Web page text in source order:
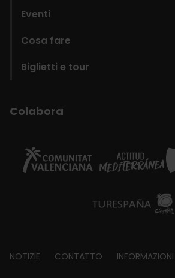
Eventi
Cosa fare
Biglietti e tour
Colabora
Footer
NOTIZIE CONTATTO INFORMAZIONI